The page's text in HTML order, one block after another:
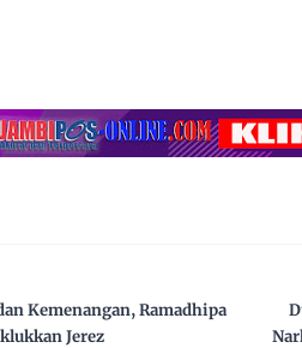
Kemenangan, Ramadhipa
Jerez